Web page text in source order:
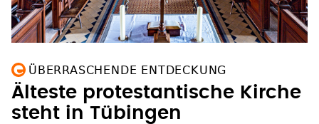
ÜBERRASCHENDE ENTDECKUNG
Älteste protestantische Kirche
steht in Tübingen